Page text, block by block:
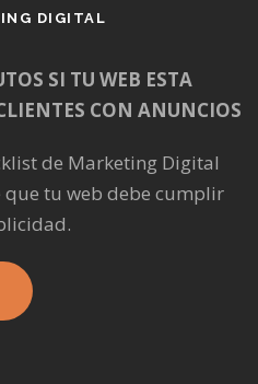
DIGITAL
SI TU WEB ESTA
CON ANUNCIOS
de Marketing Digital
que tu web debe cumplir